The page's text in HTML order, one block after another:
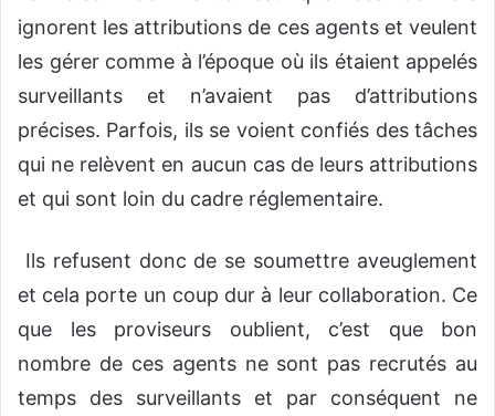
ignorent les attributions de ces agents et veulent
les gérer comme à l’époque où ils étaient appelés
surveillants et n’avaient pas d’attributions
précises. Parfois, ils se voient confiés des tâches
qui ne relèvent en aucun cas de leurs attributions
et qui sont loin du cadre réglementaire.
Ils refusent donc de se soumettre aveuglement
et cela porte un coup dur à leur collaboration. Ce
que les proviseurs oublient, c’est que bon
nombre de ces agents ne sont pas recrutés au
temps des surveillants et par conséquent ne